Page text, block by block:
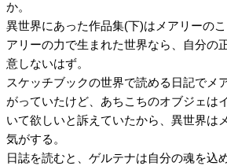
か。
異世界にあった作品集(下)はメアリーの
アリーの力で生まれた世界なら、自分の
意しないはず。
スケッチブックの世界で読める日記でメ
がっていたけど、あちこちのオブジェは
いて欲しいと訴えていたから、異世界は
気がする。
日誌を読むと、ゲルテナは自分の魂を込